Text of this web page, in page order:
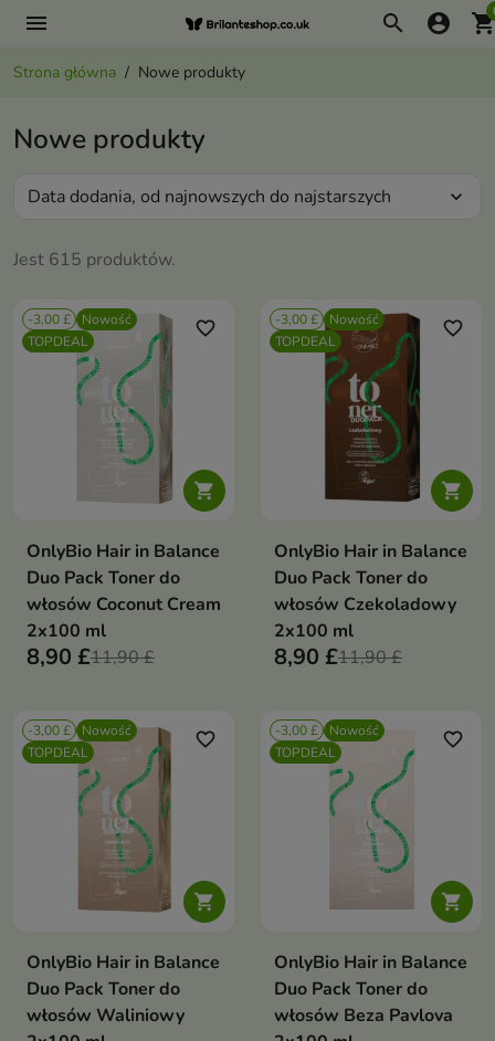
menu search account_circle
Strona główna Nowe produkty
Nowe produkty
Jest 615 produktów.
Data dodania, od najnowszych do najstarszych expand_more
-3,00 £
Nowość
TOPDEAL

favorite_border
OnlyBio Hair in Balance
Duo Pack Toner do
włosów Coconut Cream
2x100 ml
8,90 £11,90 £
-3,00 £
Nowość
TOPDEAL

favorite_border
OnlyBio Hair in Balance
Duo Pack Toner do
włosów Czekoladowy
2x100 ml
8,90 £11,90 £
-3,00 £
Nowość
TOPDEAL

favorite_border
OnlyBio Hair in Balance
Duo Pack Toner do
włosów Waliniowy
-3,00 £
Nowość
TOPDEAL

favorite_border
OnlyBio Hair in Balance
Duo Pack Toner do
włosów Beza Pavlova